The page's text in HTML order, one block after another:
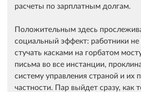
расчеты по зарплатным долгам.
Положительным здесь
социальный эффект: работники не
стучать касками на горбатом
письма во все инстанции,
систему управления страной и их
частности. Пар выйдет сразу, как